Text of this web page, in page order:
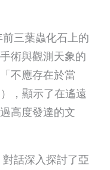
三葉蟲化石上的
術與觀測天象的
不應存在於當
，顯示了在遙遠
高度發達的文
對話深入探討了亞